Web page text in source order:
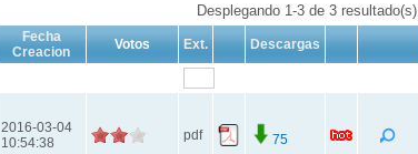
Desplegando 1-3 de 3 resultado(s).
Fecha
Creacion
Votos Ext. Descargas
2016-03-04
10:54:38
pdf 75